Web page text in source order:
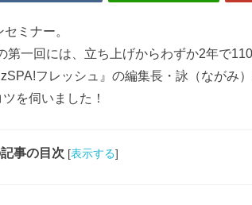
ミナー。
一回には、立ち上げからわずか2年で
フレッシュ』の編集長・詠（ながみ
を伺いました！
事の目次 [表示する]